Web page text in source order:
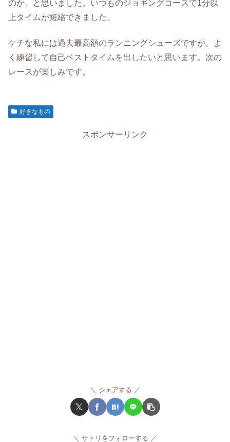
のか、と思いました。いつものジョギングコースで1分以
上タイムが短縮できました。
ケチな私には過去最高額のランニングシューズですが、よ
く練習して自己ベストタイムを出したいと思います。次の
レースが楽しみです。
好きなもの
スポンサーリンク
シェアする
サトリをフォローする